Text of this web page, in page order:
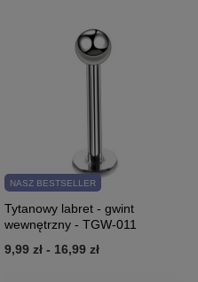
NASZ BESTSELLER
Tytanowy labret - gwint
wewnętrzny - TGW-011
9,99 zł - 16,99 zł